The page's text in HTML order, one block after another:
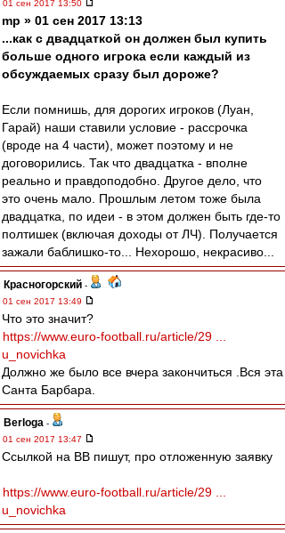
01 сен 2017 13:50
mp » 01 сен 2017 13:13
...как с двадцаткой он должен был купить
больше одного игрока если каждый из
обсуждаемых сразу был дороже?
Если помнишь, для дорогих игроков (Луан,
Гарай) наши ставили условие - рассрочка
(вроде на 4 части), может поэтому и не
договорились. Так что двадцатка - вполне
реально и правдоподобно. Другое дело, что
это очень мало. Прошлым летом тоже была
двадцатка, по идеи - в этом должен быть где-то
полтишек (включая доходы от ЛЧ). Получается
зажали баблишко-то... Нехорошо, некрасиво...
Красногорский -
01 сен 2017 13:49
Что это значит?
https://www.euro-football.ru/article/29 ...
u_novichka
Должно же было все вчера закончиться .Вся эта
Санта Барбара.
Berloga -
01 сен 2017 13:47
Ссылкой на ВВ пишут, про отложенную заявку
https://www.euro-football.ru/article/29 ...
u_novichka